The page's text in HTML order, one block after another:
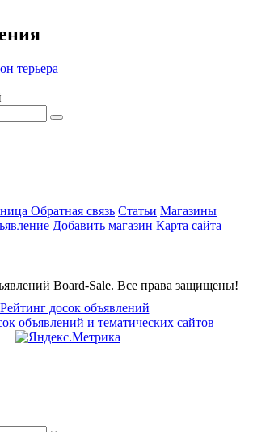
терьера
Обратная связь Статьи Магазины
Добавить магазин Карта сайта
Board-Sale. Все права защищены!